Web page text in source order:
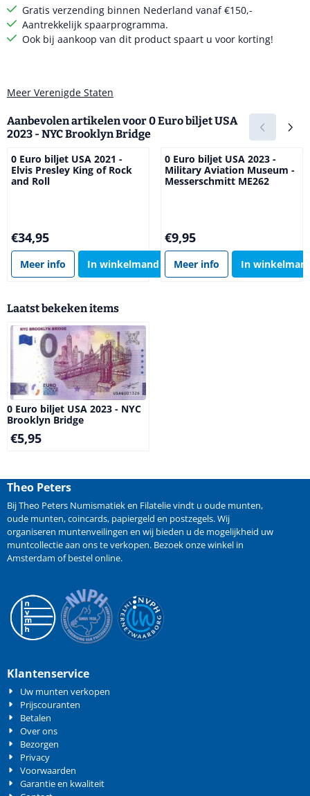
Gratis verzending binnen Nederland vanaf €150,-
Aantrekkelijk spaarprogramma.
Ook bij aankoop van dit product spaart u voor korting!
Meer Verenigde Staten
Aanbevolen artikelen voor0 Euro biljet USA
2023 - NYC Brooklyn Bridge
0 Euro biljet USA 2021 -
Elvis Presley King of Rock
and Roll
Prijs: 34,95
€34,95
Meer info In winkelmand
0 Euro biljet USA 2023 -
Military Aviation Museum -
Messerschmitt ME262
Prijs: 9,95
€9,95
Meer info In
Laatst bekeken items
0 Euro biljet USA 2023 - NYC
Brooklyn Bridge
€5,95
Theo Peters
Bij Theo Peters Numismatiek en Filatelie vindt u oude munten,
oude munten,coincards, papiergeld en postzegels. Wij
organiseren muntenveilingen en wij bieden u de mogelijkheid uw
muntcollectie aan ons te verkopen. Bezoek onze winkel in
Amsterdam of bestel online.
Klantenservice
Uw munten verkopen
Prijscouranten
Betalen
Over ons
Bezorgen
Privacy
Voorwaarden
Garantie en kwaliteit